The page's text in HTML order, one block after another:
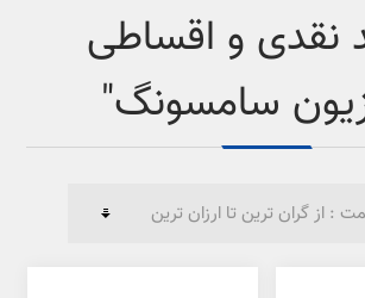
نقدی و اقساطی
سامسونگ"